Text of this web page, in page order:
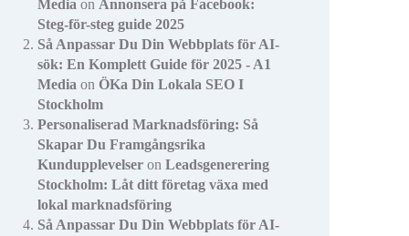
Media on Annonsera på Facebook:
Steg-för-steg guide 2025
Så Anpassar Du Din Webbplats för AI-
sök: En Komplett Guide för 2025 - A1
Media on ÖKa Din Lokala SEO I
Stockholm
Personaliserad Marknadsföring: Så
Skapar Du Framgångsrika
Kundupplevelser on Leadsgenerering
Stockholm: Låt ditt företag växa med
lokal marknadsföring
Så Anpassar Du Din Webbplats för AI-